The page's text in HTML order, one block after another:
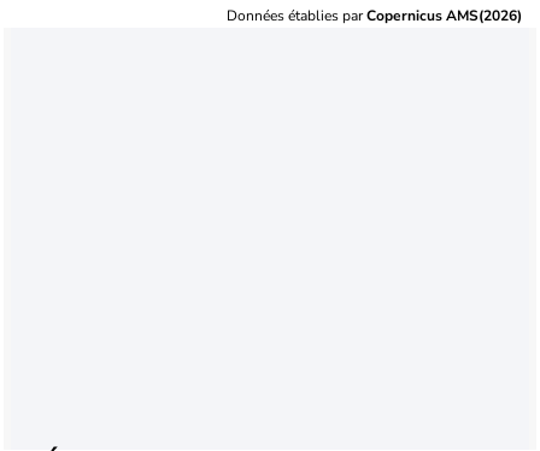
Données établies parCopernicus AMS(2026)